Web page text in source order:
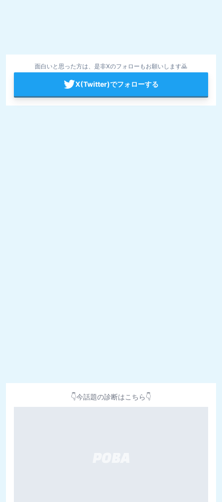
面白いと思った方は、是非Xのフォローもお願いします🙇
X(Twitter)でフォローする
👇今話題の診断はこちら👇